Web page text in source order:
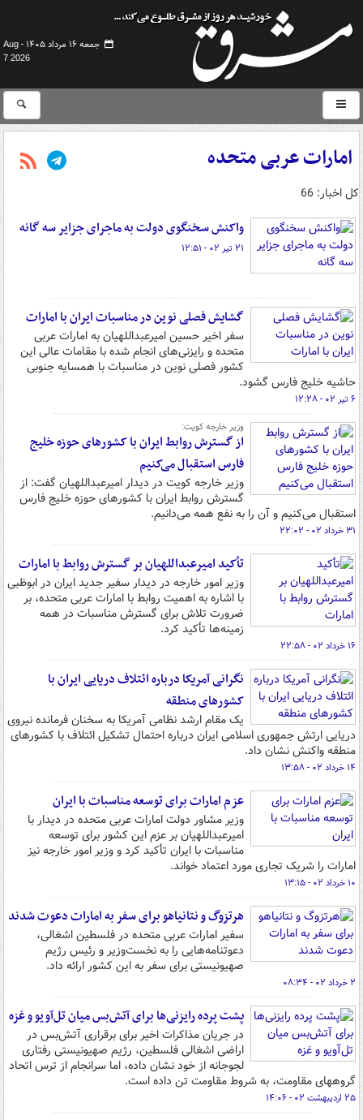
جمعه ۱۶ مرداد ۱۴۰۵ -
Aug
7 2026
امارات عربی متحده
کل اخبار: 66
واکنش سخنگوی دولت به ماجرای جزایر سه گانه
۲۱ تیر ۰۲ - ۱۲:۵۱
گشایش فصلی نوین در مناسبات ایران با امارات
سفر اخیر حسین امیرعبداللهیان به امارات عربی
متحده و رایزنی‌های انجام شده با مقامات عالی این
کشور فصلی نوین در مناسبات با همسایه جنوبی
حاشیه خلیج فارس گشود.
۶ تیر ۰۲ - ۱۲:۲۸
وزیر خارجه کویت:
از گسترش روابط ایران با کشورهای حوزه خلیج
فارس استقبال می‌کنیم
وزیر خارجه کویت در دیدار امیرعبداللهیان گفت: از
گسترش روابط ایران با کشورهای حوزه خلیج فارس
استقبال می‌کنیم و آن را به نفع همه می‌دانیم.
۳۱ خرداد ۰۲ - ۲۲:۰۲
تأکید امیرعبداللهیان بر گسترش روابط با امارات
وزیر امور خارجه در دیدار سفیر جدید ایران در ابوظبی
با اشاره به اهمیت روابط با امارات عربی متحده، بر
ضرورت‌ تلاش برای گسترش مناسبات در همه
زمینه‌ها تأکید کرد.
۱۶ خرداد ۰۲ - ۲۲:۵۸
نگرانی آمریکا درباره ائتلاف دریایی ایران با
کشورهای منطقه
یک مقام ارشد نظامی آمریکا به سخنان فرمانده نیروی
دریایی ارتش جمهوری اسلامی ایران درباره احتمال تشکیل ائتلاف با کشورهای
منطقه واکنش نشان داد.
۱۴ خرداد ۰۲ - ۱۳:۵۸
عزم امارات برای توسعه مناسبات با ایران
وزیر مشاور دولت امارات عربی متحده در دیدار با
امیرعبداللهیان بر عزم این کشور برای توسعه
مناسبات با ایران تأکید کرد و وزیر امور خارجه نیز
امارات را شریک تجاری مورد اعتماد خواند.
۱۰ خرداد ۰۲ - ۱۳:۱۵
هرتزوگ و نتانیاهو برای سفر به امارات دعوت شدند
سفیر امارات عربی متحده در فلسطین اشغالی،
دعوتنامه‌هایی را به نخست‌وزیر و رئیس رژیم
صهیونیستی برای سفر به این کشور ارائه داد.
۲ خرداد ۰۲ - ۰۸:۳۴
پشت پرده رایزنی‌ها برای آتش‌بس میان تل‌آویو و غزه
در جریان مذاکرات اخیر برای برقراری آتش‌بس در
اراضی اشغالی فلسطین، رژیم صهیونیستی رفتاری
لجوجانه‌ از خود نشان داده، اما سرانجام از ترس اتحاد
گروههای مقاومت، به شروط مقاومت تن داده است.
۲۵ اردیبهشت ۰۲ - ۱۴:۰۶